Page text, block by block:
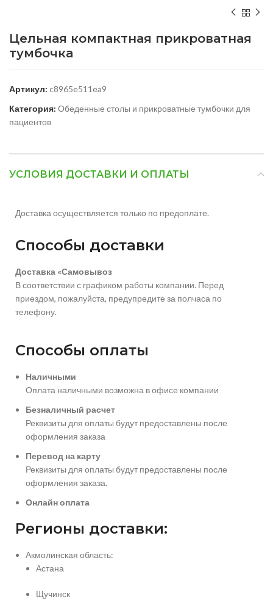
Цельная компактная прикроватная
тумбочка
Артикул: c8965e511ea9
Категория: Обеденные столы и прикроватные тумбочки для
пациентов
УСЛОВИЯ ДОСТАВКИ И ОПЛАТЫ
Доставка осуществляется только по предоплате.
Способы доставки
Доставка «Самовывоз
В соответствии с графиком работы компании. Перед
приездом, пожалуйста, предупредите за полчаса по
телефону.
Способы оплаты
Наличными
Оплата наличными возможна в офисе компании
Безналичный расчет
Реквизиты для оплаты будут предоставлены после
оформления заказа
Перевод на карту
Реквизиты для оплаты будут предоставлены после
оформления заказа.
Онлайн оплата
Регионы доставки:
Акмолинская область:
Астана
Щучинск